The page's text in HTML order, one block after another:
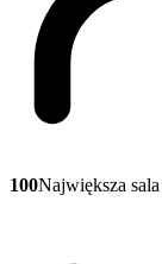
100Największa sala